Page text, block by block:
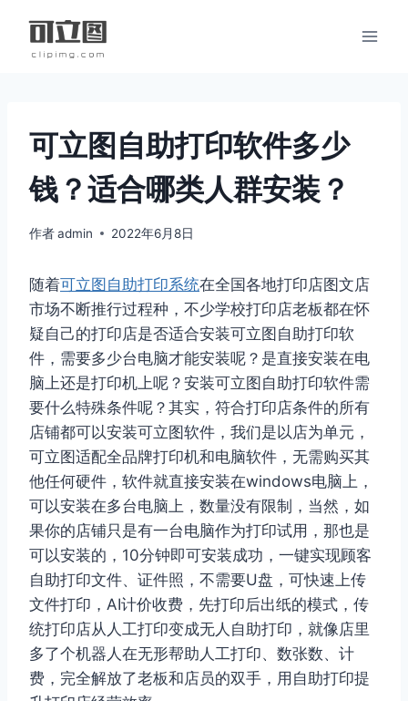
可立图自助打印软件多少
钱？适合哪类人群安装？
作者admin 2022年6月8日
随着可立图自助打印系统在全国各地打印店图文店
市场不断推行过程种，不少学校打印店老板都在怀
疑自己的打印店是否适合安装可立图自助打印软
件，需要多少台电脑才能安装呢？是直接安装在电
脑上还是打印机上呢？安装可立图自助打印软件需
要什么特殊条件呢？其实，符合打印店条件的所有
店铺都可以安装可立图软件，我们是以店为单元，
可立图适配全品牌打印机和电脑软件，无需购买其
他任何硬件，软件就直接安装在windows电脑上，
可以安装在多台电脑上，数量没有限制，当然，如
果你的店铺只是有一台电脑作为打印试用，那也是
可以安装的，10分钟即可安装成功，一键实现顾客
自助打印文件、证件照，不需要U盘，可快速上传
文件打印，AI计价收费，先打印后出纸的模式，传
统打印店从人工打印变成无人自助打印，就像店里
多了个机器人在无形帮助人工打印、数张数、计
费，完全解放了老板和店员的双手，用自助打印提